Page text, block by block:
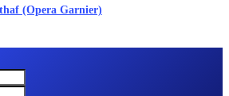
(Opera Garnier)